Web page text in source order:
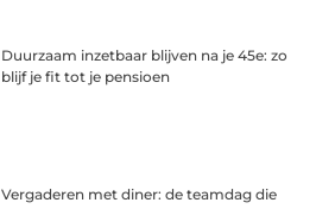
Duurzaam inzetbaar blijven na je 45e: zo
blijf je fit tot je pensioen
Vergaderen met diner: de teamdag die